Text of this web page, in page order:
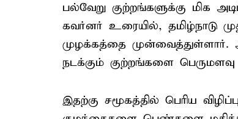
பல்வேறு குற்றங்களுக்கு மிக
கவர்னர் உரையில், தமிழ்நாடு
முழக்கத்தை முன்வைத்துள்ளார்.
நடக்கும் குற்றங்களை பெருமளவு
இதற்கு சமூகத்தில் பெரிய